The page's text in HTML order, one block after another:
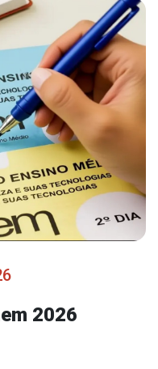
2026